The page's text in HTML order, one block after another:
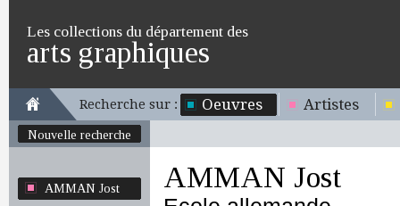
Les collections du département des
arts graphiques
Recherche sur : Oeuvres Artistes
Nouvelle recherche
AMMAN Jost AMMAN Jost